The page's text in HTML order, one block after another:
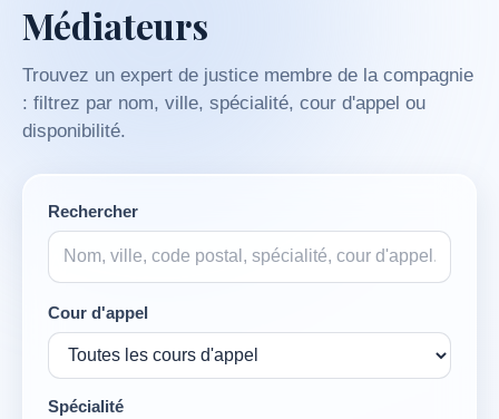
Médiateurs
Trouvez un expert de justice membre de la compagnie
: filtrez par nom, ville, spécialité, cour d'appel ou
disponibilité.
Rechercher
Cour d'appel
Spécialité